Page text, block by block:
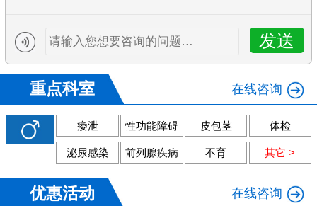
发送
重点科室 在线咨询
痿泄 性功能障碍 皮包茎 体检
泌尿感染 前列腺疾病 不育 其它 >
优惠活动 在线咨询